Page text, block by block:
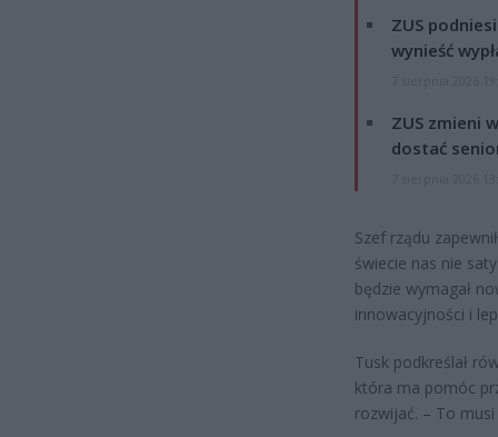
ZUS
wynieść
ZUS zmieni
dostać
Szef rządu
świecie nas nie
będzie wymagał
innowacyjności i
Tusk podkreślał
która ma pomóc
rozwijać. – To